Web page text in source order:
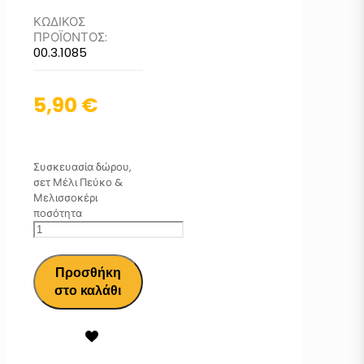
ΚΩΔΙΚΟΣ
ΠΡΟΪΟΝΤΟΣ:
00.3.1085
5,90 €
Συσκευασία δώρου,
σετ Μέλι Πεύκο &
Μελισσοκέρι
ποσότητα
Προσθήκη
στο καλάθι